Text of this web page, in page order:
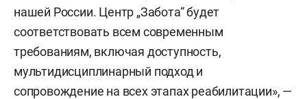
нашей России. Центр „Забота“ будет
соответствовать всем современным
требованиям, включая доступность,
мультидисциплинарный подход и
сопровождение на всех этапах реабилитации», —